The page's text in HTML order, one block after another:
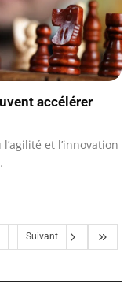
accélérer
et l’innovation
Suivant